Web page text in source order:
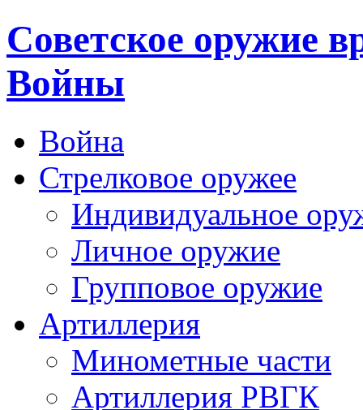
Cоветское оружие
Войны
Война
Стрелковое оружее
Индивидуальное
Личное оружие
Групповое оружие
Артиллерия
Минометные части
Артиллерия РВГК